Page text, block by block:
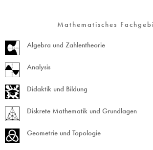
Mathematisches
Algebra und Zahlentheorie
Analysis
Didaktik und Bildung
Diskrete Mathematik und Grundlagen
Geometrie und Topologie